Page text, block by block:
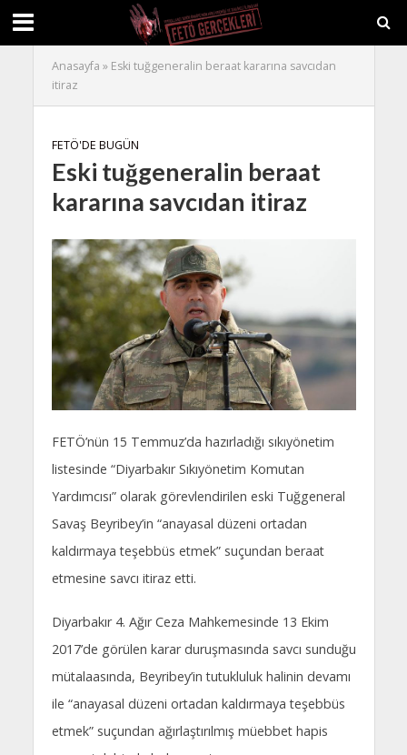
Anasayfa » Eski tuğgeneralin beraat kararına savcıdan
itiraz
FETÖ'DE BUGÜN
Eski tuğgeneralin beraat
kararına savcıdan itiraz
FETÖ’nün 15 Temmuz’da hazırladığı sıkıyönetim
listesinde “Diyarbakır Sıkıyönetim Komutan
Yardımcısı” olarak görevlendirilen eski Tuğgeneral
Savaş Beyribey’in “anayasal düzeni ortadan
kaldırmaya teşebbüs etmek” suçundan beraat
etmesine savcı itiraz etti.
Diyarbakır 4. Ağır Ceza Mahkemesinde 13 Ekim
2017’de görülen karar duruşmasında savcı sunduğu
mütalaasında, Beyribey’in tutukluluk halinin devamı
ile “anayasal düzeni ortadan kaldırmaya teşebbüs
etmek” suçundan ağırlaştırılmış müebbet hapis